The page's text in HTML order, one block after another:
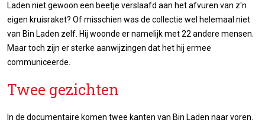
Laden niet gewoon een beetje verslaafd aan het afvuren van z'n
eigen kruisraket? Of misschien was de collectie wel helemaal niet
van Bin Laden zelf. Hij woonde er namelijk met 22 andere mensen.
Maar toch zijn er sterke aanwijzingen dat het hij ermee
communiceerde.
Twee gezichten
In de documentaire komen twee kanten van Bin Laden naar voren.